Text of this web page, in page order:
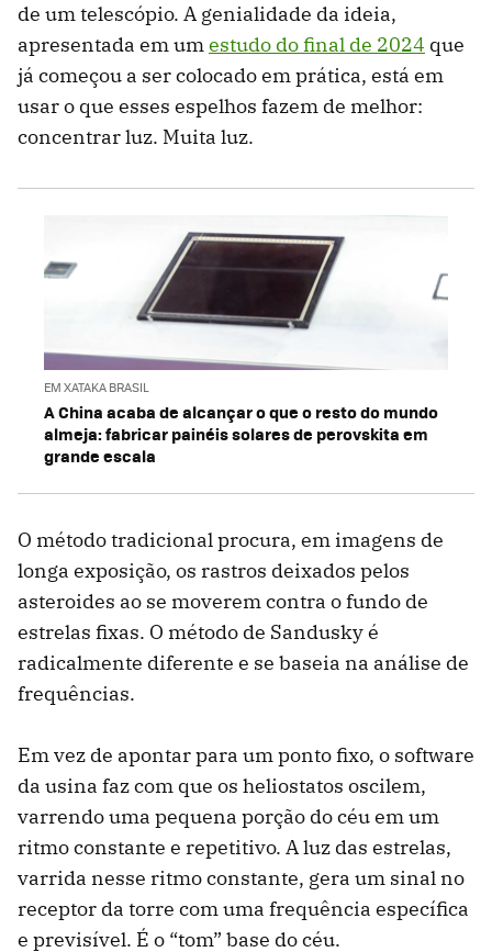
de um telescópio. A genialidade da ideia,
apresentada em umestudo do final de 2024 que
já começou a ser colocado em prática, está em
usar o que esses espelhos fazem de melhor:
concentrar luz. Muita luz.
EM XATAKA BRASIL
A China acaba de alcançar o que o resto do mundo
almeja: fabricar painéis solares de perovskita em
grande escala
O método tradicional procura, em imagens de
longa exposição, os rastros deixados pelos
asteroides ao se moverem contra o fundo de
estrelas fixas. O método de Sandusky é
radicalmente diferente e se baseia na análise de
frequências.
Em vez de apontar para um ponto fixo, o software
da usina faz com que os heliostatos oscilem,
varrendo uma pequena porção do céu em um
ritmo constante e repetitivo. A luz das estrelas,
varrida nesse ritmo constante, gera um sinal no
receptor da torre com uma frequência específica
e previsível. É o “tom” base do céu.